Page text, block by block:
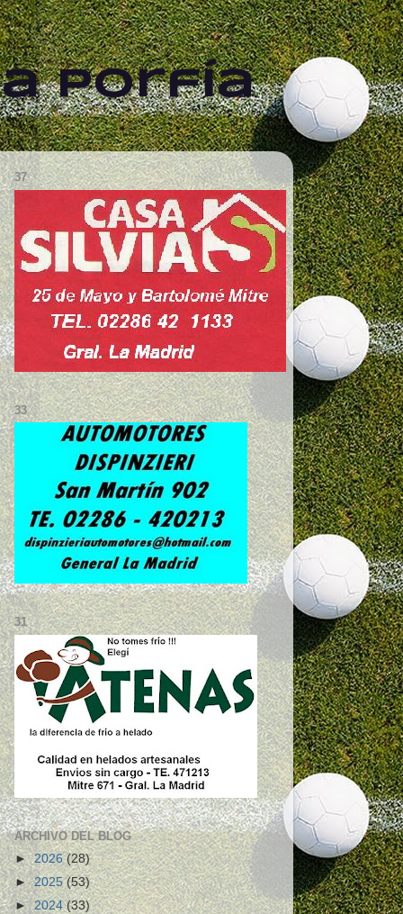
Porfía
37
33
31
ARCHIVO DEL BLOG
►2026(28)
►2025(53)
►2024(33)